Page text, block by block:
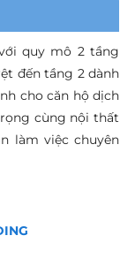
quy mô 2 tầng
đến tầng 2 dành
cho căn hộ dịch
cùng nội thất
làm việc chuyên